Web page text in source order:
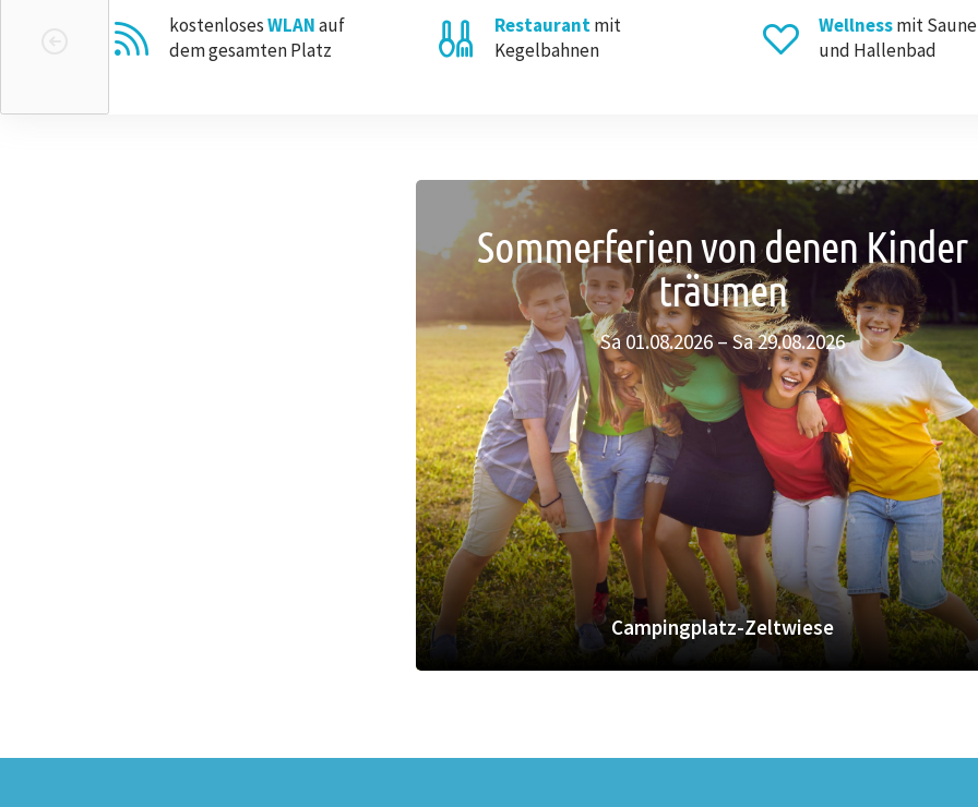
kostenlosesWLANauf
dem gesamten Platz
Restaurantmit
Kegelbahnen
Wellnessmit
und Hallenbad
Sommerferien von denen Kinder
träumen
Sa 01.08.2026 – Sa 29.08.2026
Campingplatz-Zeltwiese